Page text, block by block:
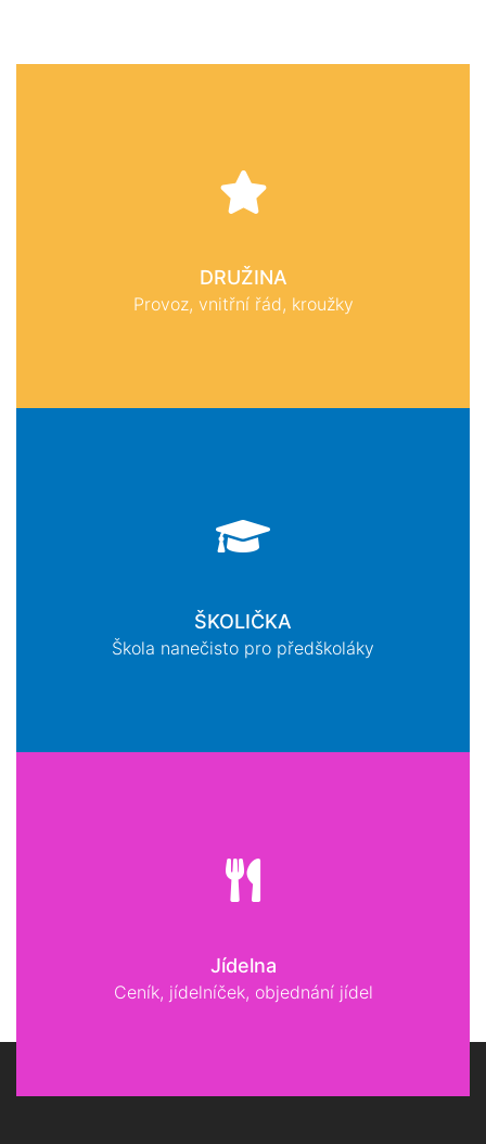
DRUŽINA
Provoz, vnitřní řád, kroužky
ŠKOLIČKA
Škola nanečisto pro předškoláky
Jídelna
Ceník, jídelníček, objednání jídel